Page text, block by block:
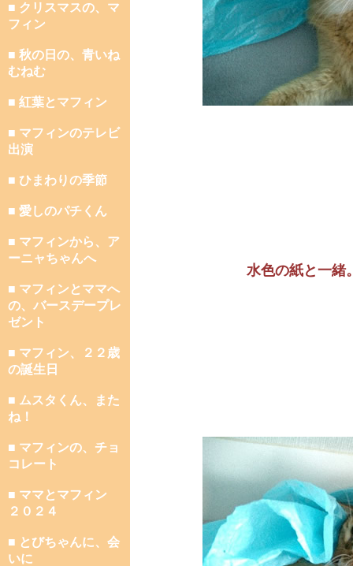
■ クリスマスの、マ
フィン
■ 秋の日の、青いね
むねむ
■ 紅葉とマフィン
■ マフィンのテレビ
出演
■ ひまわりの季節
■ 愛しのパチくん
■ マフィンから、ア
ーニャちゃんへ
■ マフィンとママへ
の、バースデープレ
ゼント
■ マフィン、２２歳
の誕生日
■ ムスタくん、また
ね！
■ マフィンの、チョ
コレート
■ ママとマフィン
２０２４
■ とびちゃんに、会
いに
水色の紙と一緒